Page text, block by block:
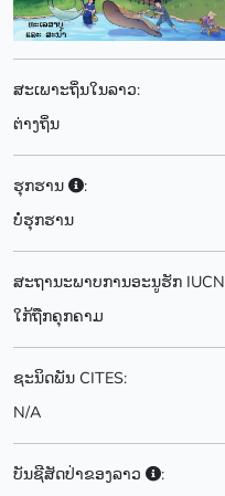
ສະເພາະຖິ່ນໃນລາວ:
ຕ່າງຖິ່ນ
ຮຸກຮານ
:
ບໍ່ຮຸກຮານ
ສະຖານະພາບການອະນູຮັກ IUCN
ໃກ້ຖືກຄຸກຄາມ
ຊະນິດພັນ CITES:
N/A
ບັນຊີສັດປ່າຂອງລາວ
: